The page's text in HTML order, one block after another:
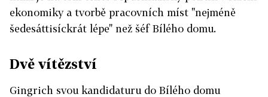
ekonomiky a tvorbě pracovních míst "nejméně
šedesáttisíckrát lépe" než šéf Bílého domu.
Dvě vítězství
Gingrich svou kandidaturu do Bílého domu